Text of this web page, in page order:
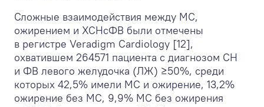
Сложные взаимодействия между МС,
ожирением и ХСНсФВ были отмечены
в регистре Veradigm Cardiology [12],
охватившем 264571 пациента с диагнозом СН
и ФВ левого желудочка (ЛЖ) ≥50%, среди
которых 42,5% имели МС и ожирение, 13,2%
ожирение без МС, 9,9% МС без ожирения